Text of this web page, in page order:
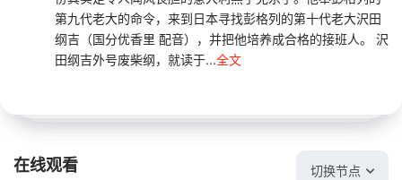
第九代老大的命令，来到日本寻找彭格列的第十代老大沢田
纲吉（国分优香里 配音），并把他培养成合格的接班人。 沢
田纲吉外号废柴纲，就读于...全文
在线观看 切换节点